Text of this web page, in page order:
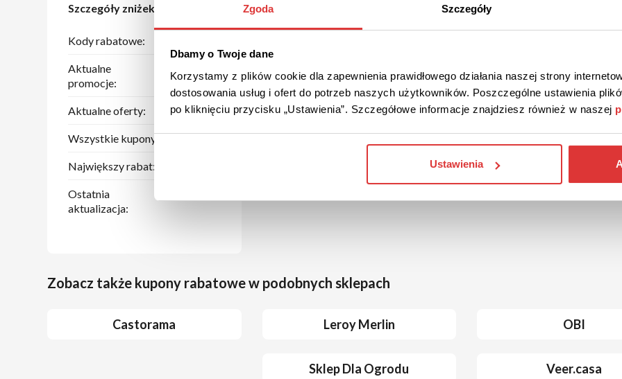
Zgoda Szczegóły
Dbamy o Twoje dane
Korzystamy z plików cookie dla zapewnienia prawidłowego działania naszej strony
dostosowania usług i ofert do potrzeb naszych użytkowników. Poszczególne ustawienia
po kliknięciu przycisku „Ustawienia”. Szczegółowe informacje znajdziesz również w naszej
Ustawienia
Szczegóły zniżek
Kody rabatowe:
Aktualne
promocje:
Aktualne oferty: 3
Wszystkie kupony: 6
Największy rabat:
Ostatnia
aktualizacja:
Zobacz także kupony rabatowe w podobnych sklepach
Castorama Leroy Merlin OBI
Sklep Dla Ogrodu Veer.casa